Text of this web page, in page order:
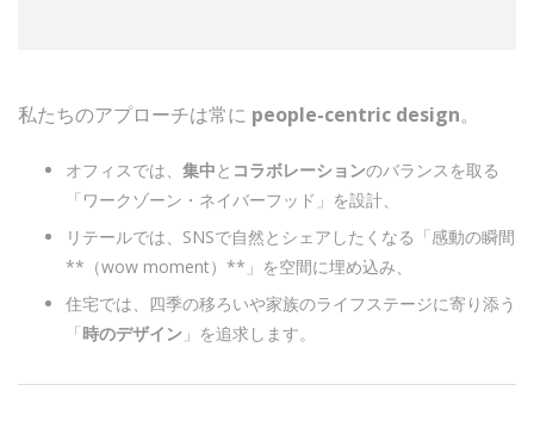
私たちのアプローチは常に people-centric design。
オフィスでは、 集中と コラボレーションのバランスを取る
「ワークゾーン・ネイバーフッド」を設計、
リテールでは、SNSで自然とシェアしたくなる「感動の瞬間
**（wow moment）**」を空間に埋め込み、
住宅では、四季の移ろいや家族のライフステージに寄り添う
「時のデザイン 」を追求します。